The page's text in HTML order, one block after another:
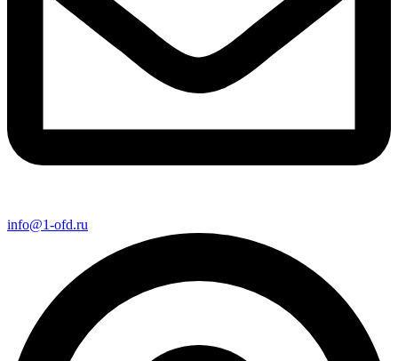
info@1-ofd.ru